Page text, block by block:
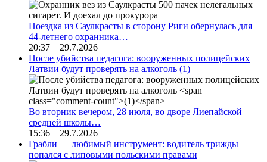
Поездка из Саулкрасты в сторону Риги обернулась для
44-летнего охранника…
20:37 29.7.2026
После убийства педагога: вооруженных полицейских
Латвии будут проверять на алкоголь (1)
Во вторник вечером, 28 июля, во дворе Лиепайской
средней школы…
15:36 29.7.2026
Грабли — любимый инструмент: водитель трижды
попался с липовыми польскими правами